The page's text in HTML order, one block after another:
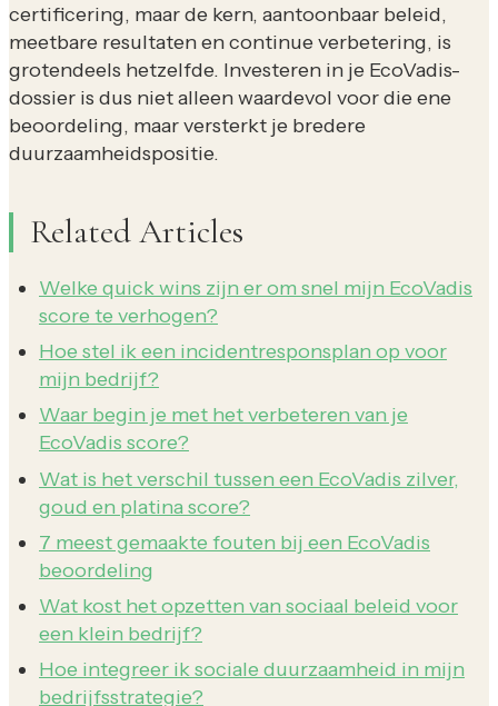
certificering, maar de kern, aantoonbaar beleid,
meetbare resultaten en continue verbetering, is
grotendeels hetzelfde. Investeren in je EcoVadis-
dossier is dus niet alleen waardevol voor die ene
beoordeling, maar versterkt je bredere
duurzaamheidspositie.
Related Articles
Welke quick wins zijn er om snel mijn EcoVadis
score te verhogen?
Hoe stel ik een incidentresponsplan op voor
mijn bedrijf?
Waar begin je met het verbeteren van je
EcoVadis score?
Wat is het verschil tussen een EcoVadis zilver,
goud en platina score?
7 meest gemaakte fouten bij een EcoVadis
beoordeling
Wat kost het opzetten van sociaal beleid voor
een klein bedrijf?
Hoe integreer ik sociale duurzaamheid in mijn
bedrijfsstrategie?